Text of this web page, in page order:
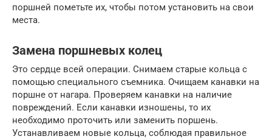
поршней пометьте их, чтобы потом установить на свои
места.
Замена поршневых колец
Это сердце всей операции. Снимаем старые кольца с
помощью специального съемника. Очищаем канавки на
поршне от нагара. Проверяем канавки на наличие
повреждений. Если канавки изношены, то их
необходимо проточить или заменить поршень.
Устанавливаем новые кольца, соблюдая правильное